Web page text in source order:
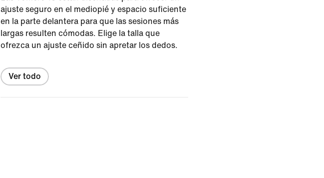
ajuste seguro en el mediopié y espacio suficiente
en la parte delantera para que las sesiones más
largas resulten cómodas. Elige la talla que
ofrezca un ajuste ceñido sin apretar los dedos.
Ver todo